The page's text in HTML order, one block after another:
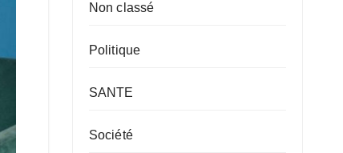
Non classé
Politique
SANTE
Société